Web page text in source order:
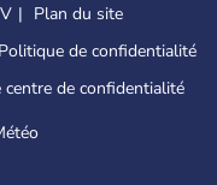
Plan du site
Politique de confidentialité
de confidentialité